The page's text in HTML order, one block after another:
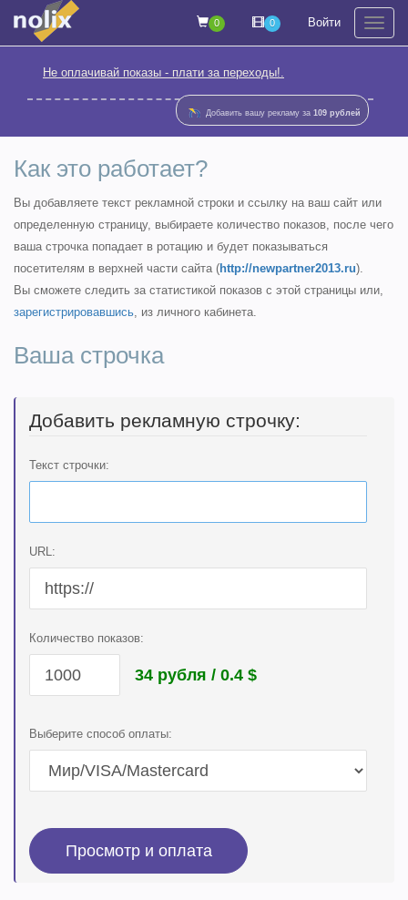
0 0 Войти
Не оплачивай показы - плати за переходы!.
Добавить вашу рекламу за109 рублей
Как это работает?
Вы добавляете текст рекламной строки и ссылку на ваш сайт или
определенную страницу, выбираете количество показов, после чего
ваша строчка попадает в ротацию и будет показываться
посетителям в верхней части сайта (http://newpartner2013.ru).
Вы сможете следить за статистикой показов с этой страницы или,
зарегистрировавшись, из личного кабинета.
Ваша строчка
Добавить рекламную строчку:
Текст строчки:
URL:
Количество показов:
34 рубля / 0.4 $
Выберите способ оплаты: